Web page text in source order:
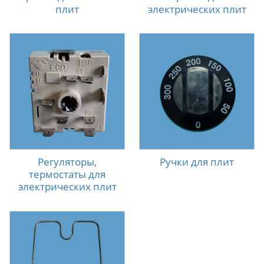
плит
электрических плит
Регуляторы,
термостаты для
электрических плит
Ручки для плит